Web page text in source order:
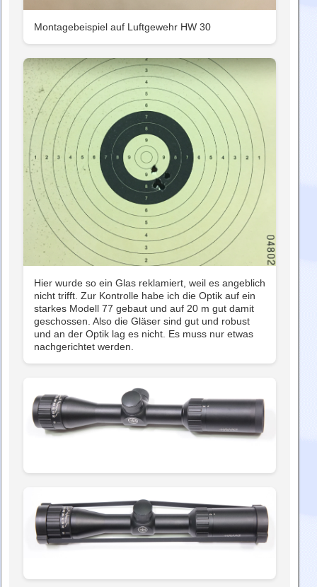
Montagebeispiel auf Luftgewehr HW 30
Hier wurde so ein Glas reklamiert, weil es angeblich
nicht trifft. Zur Kontrolle habe ich die Optik auf ein
starkes Modell 77 gebaut und auf 20 m gut damit
geschossen. Also die Gläser sind gut und robust
und an der Optik lag es nicht. Es muss nur etwas
nachgerichtet werden.